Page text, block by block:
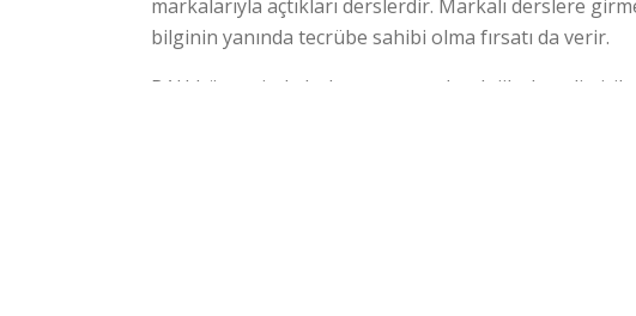
markalarıyla açtıkları derslerdir. Markalı derslere
bilginin yanında tecrübe sahibi olma fırsatı da verir.
BAU bünyesinde bulunan, son teknolojilerle